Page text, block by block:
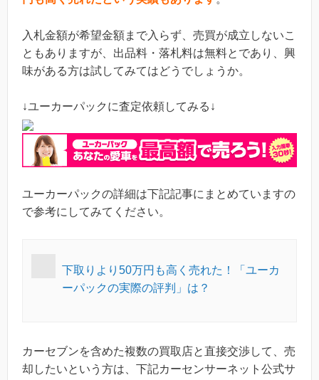
入札金額が希望金額まで入らず、売買が成立しないこ
ともありますが、出品料・落札料は無料とであり、興
味がある方は試してみてはどうでしょうか。
↓ユーカーパックに査定依頼してみる↓
ユーカーパックの詳細は下記記事にまとめていますの
で参考にしてみてください。
下取りより50万円も高く売れた！「ユーカ
ーパックの実際の評判」は？
カーセブンを含めた複数の買取店と直接交渉して、売
却したいという方は、下記カーセンサーネット公式サ